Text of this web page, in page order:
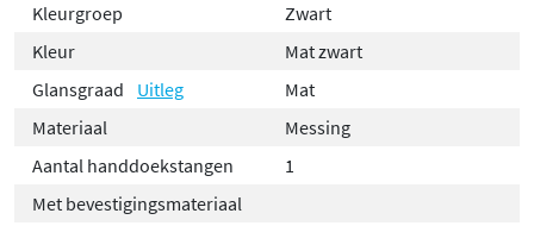
Kleurgroep
Zwart
Kleur
Mat zwart
Glansgraad
Uitleg
Mat
Materiaal
Messing
Aantal handdoekstangen
1
Met bevestigingsmateriaal